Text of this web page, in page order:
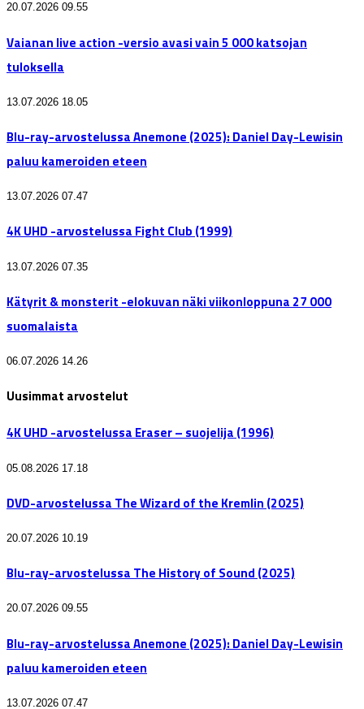
20.07.2026 09.55
Vaianan live action -versio avasi vain 5 000 katsojan
tuloksella
13.07.2026 18.05
Blu-ray-arvostelussa Anemone (2025): Daniel Day-Lewisin
paluu kameroiden eteen
13.07.2026 07.47
4K UHD -arvostelussa Fight Club (1999)
13.07.2026 07.35
Kätyrit & monsterit -elokuvan näki viikonloppuna 27 000
suomalaista
06.07.2026 14.26
Uusimmat arvostelut
4K UHD -arvostelussa Eraser – suojelija (1996)
05.08.2026 17.18
DVD-arvostelussa The Wizard of the Kremlin (2025)
20.07.2026 10.19
Blu-ray-arvostelussa The History of Sound (2025)
20.07.2026 09.55
Blu-ray-arvostelussa Anemone (2025): Daniel Day-Lewisin
paluu kameroiden eteen
13.07.2026 07.47